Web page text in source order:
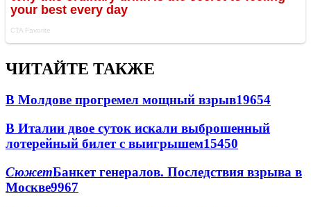
ЧИТАЙТЕ ТАКЖЕ
В Молдове прогремел мощный взрыв19654
В Италии двое суток искали выброшенный
лотерейный билет с выигрышем15450
СюжетБанкет генералов. Последствия взрыва в
Москве9967